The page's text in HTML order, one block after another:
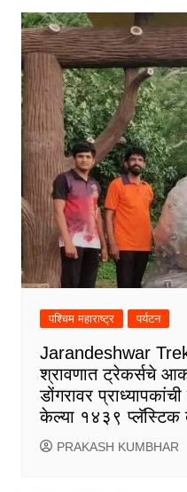
पश्चिम महाराष्ट्र पर्यटन
Jarandeshwar
श्रावणात ट्रेकर्सचे
डोंगरावर
केल्या १४३९ प्लॅस्टिक
PRAKASH KUMBHAR